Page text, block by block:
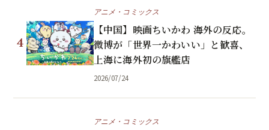
4
アニメ・コミックス
【中国】映画ちいかわ 海外の反応。
微博が「世界一かわいい」と歓喜、
上海に海外初の旗艦店
2026/07/24
アニメ・コミックス